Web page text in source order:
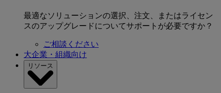
最適なソリューションの選択、注文、またはライセン
スのアップグレードについてサポートが必要ですか？
ご相談ください
大企業・組織向け
リソース